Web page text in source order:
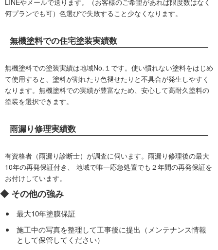
何プランでも可）色選びで失敗すること少なくなります。
無機塗料での住宅塗装実績数
無機塗料での塗装実績は地域No.１です。使い慣れない塗料をはじめ
て使用すると、塗料が割れたり色褪せたりと不具合が発生しやすく
なります。無機塗料での実績が豊富なため、安心して高耐久塗料の
塗装を選択できます。
雨漏り修理実績数
有資格者（雨漏り診断士）が調査に伺います。雨漏り修理後の最大
10年の再発保証付き、 地域で唯一応急処置でも２年間の再発保証を
お付けしています。
◆ その他の強み
最大10年塗膜保証
施工中の写真を整理して工事後に提出（メンテナンス情報
として保管してください）